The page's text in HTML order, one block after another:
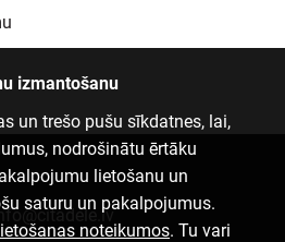
izmantošanu
un trešo pušu sīkdatnes, lai,
nodrošinātu ērtāku
lietošanu un
saturu un pakalpojumus.
noteikumos. Tu vari